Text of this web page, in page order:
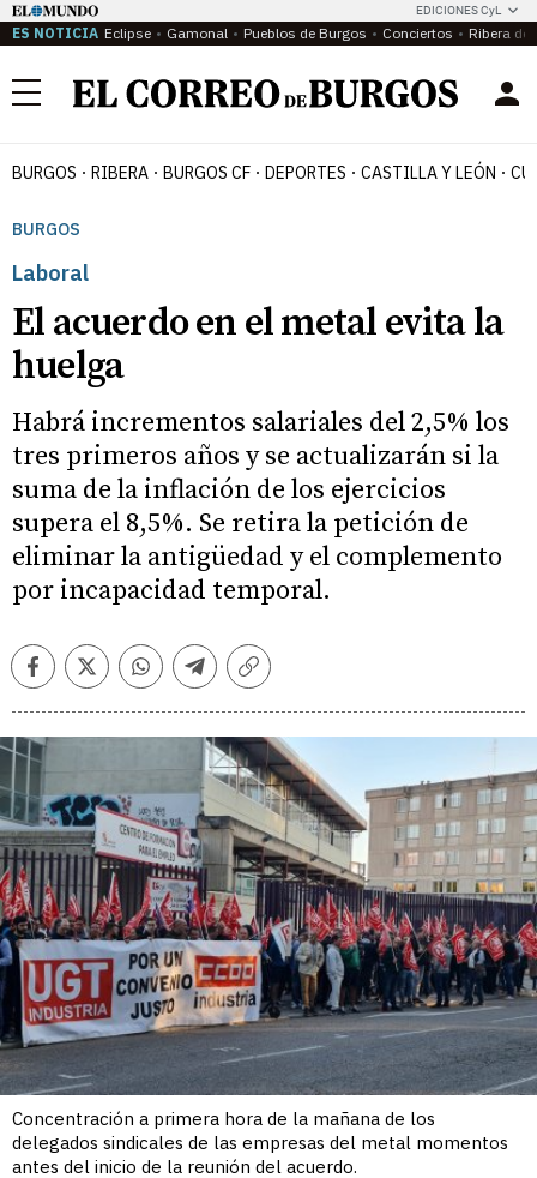
EDICIONES CyL
ES NOTICIA Eclipse Gamonal Pueblos de Burgos Conciertos Ribera del
Menú
BURGOS RIBERA BURGOS CF DEPORTES CASTILLA Y LEÓN
BURGOS
Laboral
El acuerdo en el metal evita la
huelga
Habrá incrementos salariales del 2,5% los
tres primeros años y se actualizarán si la
suma de la inflación de los ejercicios
supera el 8,5%. Se retira la petición de
eliminar la antigüedad y el complemento
por incapacidad temporal.
FacebookTwitterWhatsappTelegramCopiar
Concentración a primera hora de la mañana de los
delegados sindicales de las empresas del metal momentos
antes del inicio de la reunión del acuerdo.